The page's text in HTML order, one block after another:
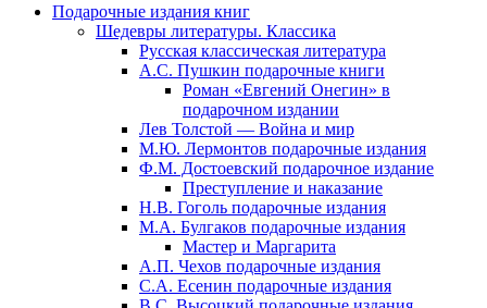
Подарочные издания книг
Шедевры литературы. Классика
Русская классическая литература
А.С. Пушкин подарочные книги
Роман «Евгений Онегин» в
подарочном издании
Лев Толстой — Война и мир
М.Ю. Лермонтов подарочные издания
Ф.М. Достоевский подарочное издание
Преступление и наказание
Н.В. Гоголь подарочные издания
М.А. Булгаков подарочные издания
Мастер и Маргарита
А.П. Чехов подарочные издания
С.А. Есенин подарочные издания